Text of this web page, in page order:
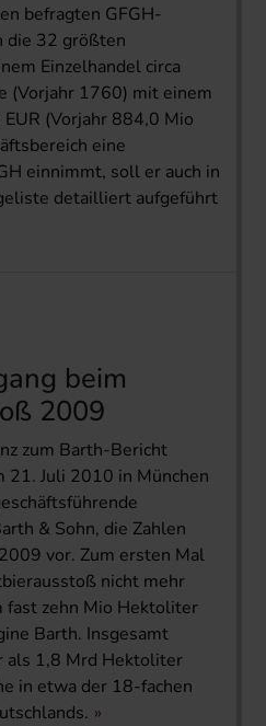
befragten GFGH-
die 32 größten
Einzelhandel circa
(Vorjahr 1760) mit einem
(Vorjahr 884,0 Mio
eine
einnimmt, soll er auch in
detailliert aufgeführt
beim
2009
zum Barth-Bericht
Juli 2010 in München
& Sohn, die Zahlen
vor. Zum ersten Mal
nicht mehr
fast zehn Mio Hektoliter
Barth. Insgesamt
1,8 Mrd Hektoliter
in etwa der 18-fachen